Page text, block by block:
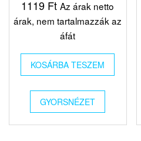
1119 Ft Az árak netto
árak, nem tartalmazzák az
áfát
KOSÁRBA TESZEM
GYORSNÉZET